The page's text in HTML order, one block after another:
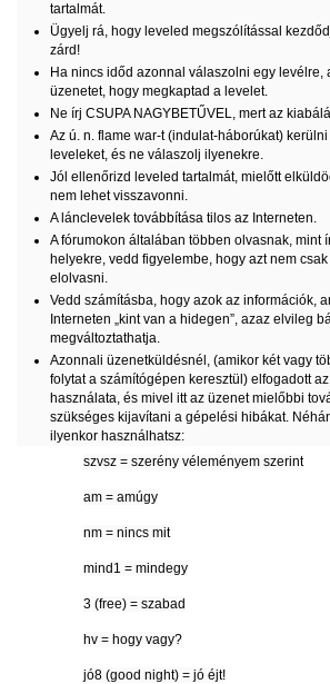
tartalmát.
Ügyelj rá, hogy leveled megszólítással
zárd!
Ha nincs időd azonnal válaszolni egy levélre,
üzenetet, hogy megkaptad a levelet.
Ne írj CSUPA NAGYBETŰVEL, mert az
Az ú. n. flame war-t (indulat-háborúkat)
leveleket, és ne válaszolj ilyenekre.
Jól ellenőrizd leveled tartalmát, mielőtt
nem lehet visszavonni.
A lánclevelek továbbítása tilos az Interneten.
A fórumokon általában többen olvasnak, mint
helyekre, vedd figyelembe, hogy azt nem
elolvasni.
Vedd számításba, hogy azok az információk,
Interneten „kint van a hidegen”, azaz elvileg
megváltoztathatja.
Azonnali üzenetküldésnél, (amikor két vagy
folytat a számítógépen keresztül) elfogadott
használata, és mivel itt az üzenet mielőbbi
szükséges kijavítani a gépelési hibákat.
ilyenkor használhatsz:
szvsz = szerény véleményem szerint
am = amúgy
nm = nincs mit
mind1 = mindegy
3 (free) = szabad
hv = hogy vagy?
jó8 (good night) = jó éjt!